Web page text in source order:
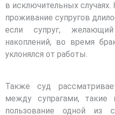
в исключительных
проживание супругов
если супруг,
накоплений, во время
уклонялся от работы.
Также суд
между супрагами, такие
пользование одной из